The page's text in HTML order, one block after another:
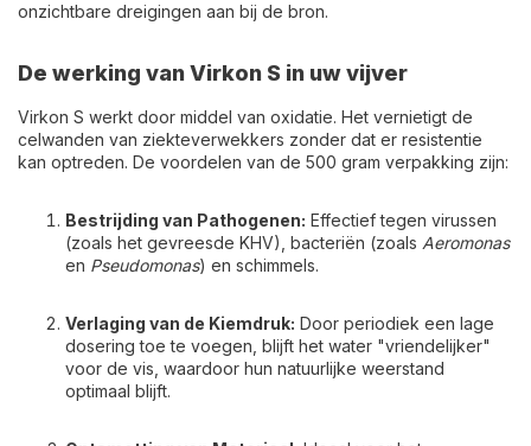
onzichtbare dreigingen aan bij de bron.
De werking van Virkon S in uw vijver
Virkon S werkt door middel van oxidatie. Het vernietigt de
celwanden van ziekteverwekkers zonder dat er resistentie
kan optreden. De voordelen van de 500 gram verpakking zijn:
Bestrijding van Pathogenen: Effectief tegen virussen
(zoals het gevreesde KHV), bacteriën (zoals Aeromonas
en Pseudomonas) en schimmels.
Verlaging van de Kiemdruk: Door periodiek een lage
dosering toe te voegen, blijft het water "vriendelijker"
voor de vis, waardoor hun natuurlijke weerstand
optimaal blijft.